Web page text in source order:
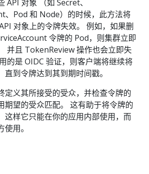
API 对象 （如 Secret、
、Pod 和 Node）的时候，此方法将
对象上的令牌失效。 例如，如果删
令牌的 Pod，则集群立即
并且 TokenReview 操作也会立即失
的是 OIDC 验证，则客户端将继续将
直到令牌达到其到期时间戳。
定义其所接受的受众，并检查令牌的
期望的受众匹配。 这有助于将令牌的
这样它只能在你的应用内部使用，而
用。